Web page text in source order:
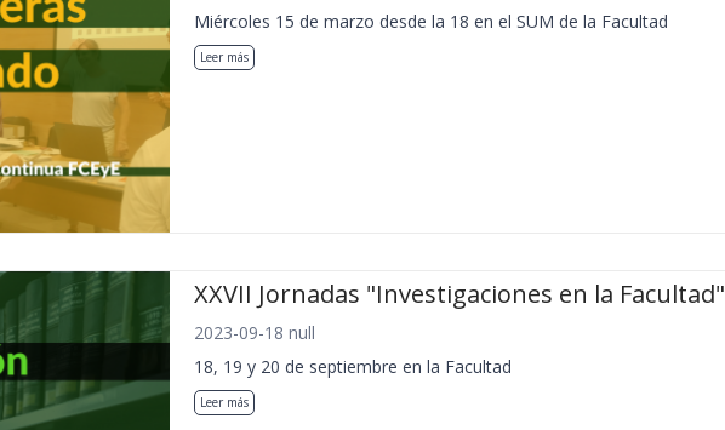
Miércoles 15 de marzo desde la 18 en el SUM de la Facultad
Leer más
XXVII Jornadas "Investigaciones en la Facultad"
2023-09-18 null
18, 19 y 20 de septiembre en la Facultad
Leer más